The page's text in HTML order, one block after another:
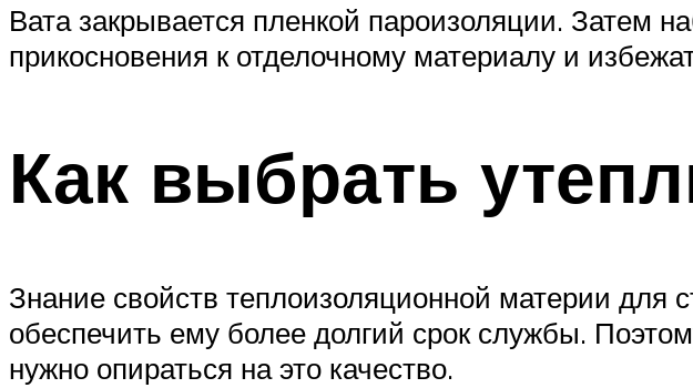
Вата закрывается пленкой пароизоляции. Затем
прикосновения к отделочному материалу и
Как выбрать
Знание свойств теплоизоляционной материи для
обеспечить ему более долгий срок службы.
нужно опираться на это качество.